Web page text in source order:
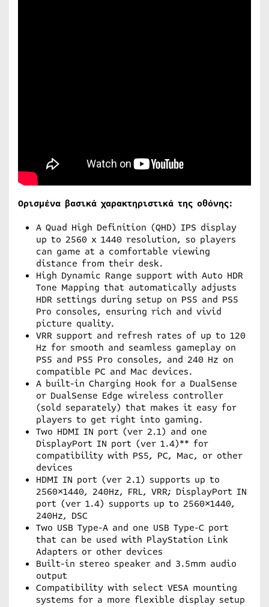
Ορισμένα βασικά χαρακτηριστικά της οθόνης:
A Quad High Definition (QHD) IPS display
up to 2560 x 1440 resolution, so players
can game at a comfortable viewing
distance from their desk.
High Dynamic Range support with Auto HDR
Tone Mapping that automatically adjusts
HDR settings during setup on PS5 and PS5
Pro consoles, ensuring rich and vivid
picture quality.
VRR support and refresh rates of up to 120
Hz for smooth and seamless gameplay on
PS5 and PS5 Pro consoles, and 240 Hz on
compatible PC and Mac devices.
A built-in Charging Hook for a DualSense
or DualSense Edge wireless controller
(sold separately) that makes it easy for
players to get right into gaming.
Two HDMI IN port (ver 2.1) and one
DisplayPort IN port (ver 1.4)** for
compatibility with PS5, PC, Mac, or other
devices
HDMI IN port (ver 2.1) supports up to
2560×1440, 240Hz, FRL, VRR; DisplayPort IN
port (ver 1.4) supports up to 2560×1440,
240Hz, DSC
Two USB Type-A and one USB Type-C port
that can be used with PlayStation Link
Adapters or other devices
Built-in stereo speaker and 3.5mm audio
output
Compatibility with select VESA mounting
systems for a more flexible display setup